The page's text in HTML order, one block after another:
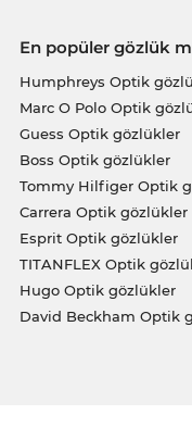
En popüler gözlük
Humphreys Optik
Marc O Polo Optik
Guess Optik gözlükler
Boss Optik gözlükler
Tommy Hilfiger Optik
Carrera Optik gözlükler
Esprit Optik gözlükler
TITANFLEX Optik
Hugo Optik gözlükler
David Beckham Optik